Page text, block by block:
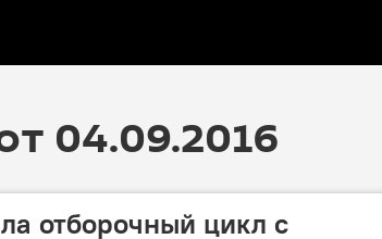
04.09.2016
отборочный цикл с